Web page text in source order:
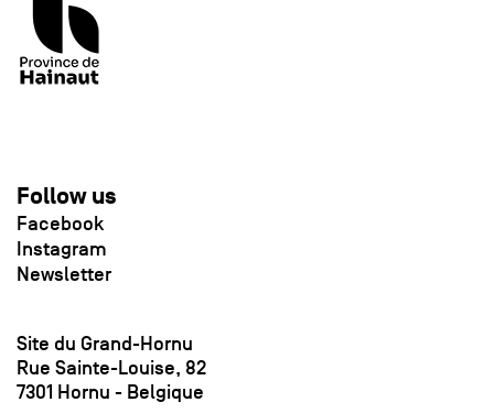
Follow us
Facebook
Instagram
Newsletter
Site du Grand-Hornu
Rue Sainte-Louise, 82
7301 Hornu - Belgique